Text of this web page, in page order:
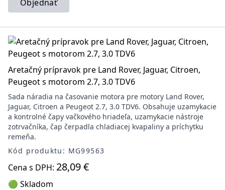
Objednať
Aretačný prípravok pre Land Rover, Jaguar, Citroen,
Peugeot s motorom 2.7, 3.0 TDV6
Sada náradia na časovanie motora pre motory Land Rover,
Jaguar, Citroen a Peugeot 2.7, 3.0 TDV6. Obsahuje uzamykacie
a kontrolné čapy vačkového hriadeľa, uzamykacie nástroje
zotrvačníka, čap čerpadla chladiacej kvapaliny a príchytku
remeňa.
Kód produktu: MG99563
Cena s DPH: 28,09 €
🟢 Skladom